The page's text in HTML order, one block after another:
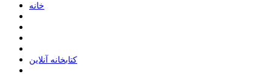
ﺧﺎﻧﻪ
ﮐﺘﺎﺑﺨﺎﻧﻪ ﺁﻧﻼﯾﻦ